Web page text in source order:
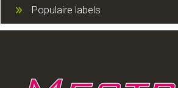
Populaire labels